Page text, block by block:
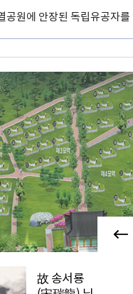
공원에 안장된 독립유공자
故 송서룡